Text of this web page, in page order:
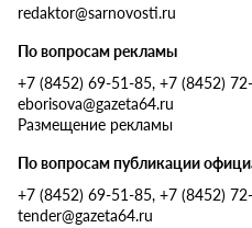
redaktor@sarnovosti.ru
По вопросам рекламы
+7 (8452) 69-51-85, +7 (8452)
eborisova@gazeta64.ru
Размещение рекламы
По вопросам публикации
+7 (8452) 69-51-85, +7 (8452)
tender@gazeta64.ru